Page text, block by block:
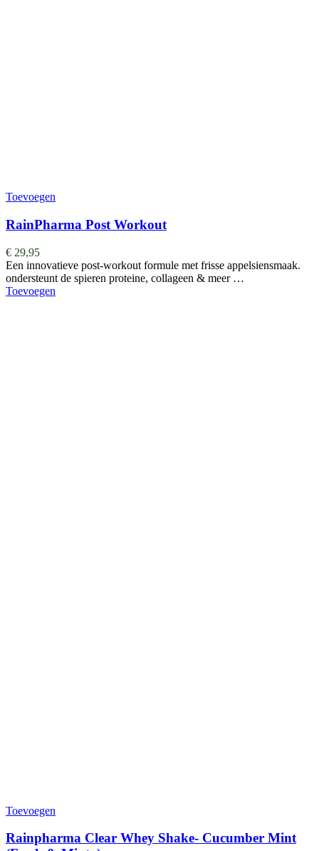
Toevoegen
RainPharma Post Workout
€ 29,95
Een innovatieve post-workout formule met frisse appelsiensmaak.
ondersteunt de spieren proteine, collageen & meer …
Toevoegen
Toevoegen
Rainpharma Clear Whey Shake- Cucumber Mint